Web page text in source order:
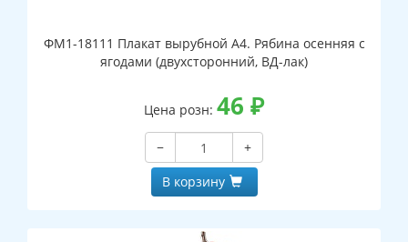
ФМ1-18111 Плакат вырубной А4. Рябина осенняя с
ягодами (двухсторонний, ВД-лак)
Цена розн: 46 ₽
−
+
В корзину